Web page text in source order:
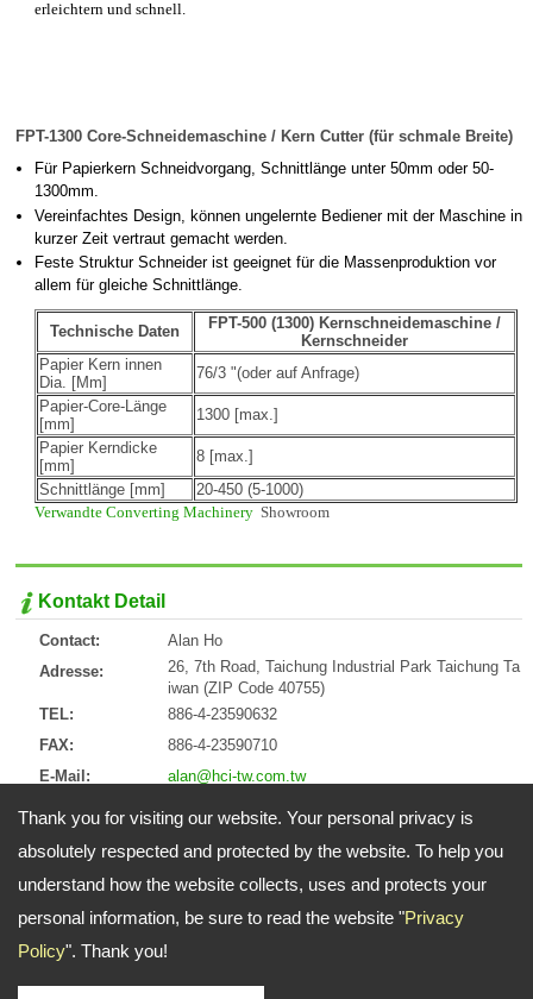
Thank you for visiting our website. Your personal privacy is
absolutely respected and protected by the website. To help you
understand how the website collects, uses and protects your
personal information, be sure to read the website "Privacy
Policy". Thank you!
erleichtern und schnell.
FPT-1300 Core-Schneidemaschine / Kern Cutter (für schmale Breite)
Für Papierkern Schneidvorgang, Schnittlänge unter 50mm oder 50-
1300mm.
Vereinfachtes Design, können ungelernte Bediener mit der Maschine in
kurzer Zeit vertraut gemacht werden.
Feste Struktur Schneider ist geeignet für die Massenproduktion vor
allem für gleiche Schnittlänge.
Technische Daten
FPT-500 (1300) Kernschneidemaschine /
Kernschneider
Papier Kern innen
Dia. [Mm]
76/3 "(oder auf Anfrage)
Papier-Core-Länge
[mm]
1300 [max.]
Papier Kerndicke
[mm]
8 [max.]
Schnittlänge [mm]
20-450 (5-1000)
Verwandte Converting Machinery Showroom
Kontakt Detail
Contact:
Alan Ho
Adresse:
26, 7th Road, Taichung Industrial Park Taichung Ta
iwan (ZIP Code 40755)
TEL:
886-4-23590632
FAX:
886-4-23590710
E-Mail:
alan@hci-tw.com.tw
Adresse: 26, 7th Road, Taichung Industrial Park Taichung Taiwan (ZIP Code
TEL: 886-4-23590632 FAX: 886-4-23590710